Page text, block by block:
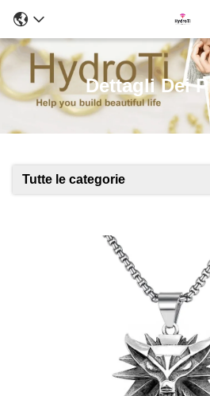
Dettagli Dei
Tutte le categorie